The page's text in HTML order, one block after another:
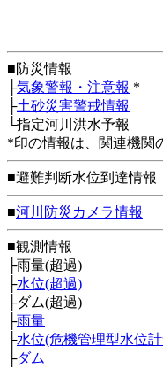
■防災情報
├気象警報・注意報 *
├土砂災害警戒情報
└指定河川洪水予報
*印の情報は、関連機関
■避難判断水位到達情報
■河川防災カメラ情報
■観測情報
├雨量(超過)
├水位(超過)
├ダム(超過)
├雨量
├水位(危機管理型水位
├ダム